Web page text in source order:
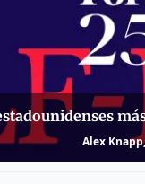
Alex